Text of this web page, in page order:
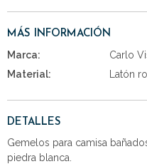
MÁS INFORMACIÓN
Marca:
Carlo
Material:
Latón
DETALLES
Gemelos para camisa
piedra blanca.